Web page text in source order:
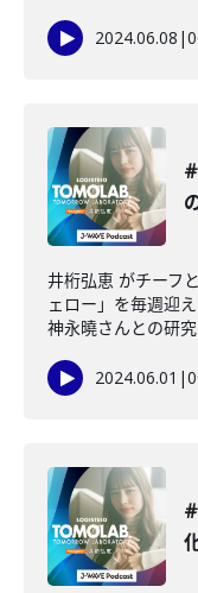
2024.06.08 |
井桁弘恵 がチーフ
ェロー」を毎週迎
神永曉さんとの研
2024.06.01 |